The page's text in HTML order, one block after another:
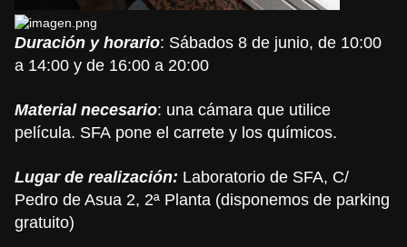
Duración y horario: Sábados 8 de junio, de 10:00
a 14:00 y de 16:00 a 20:00
Material necesario: una cámara que utilice
película. SFA pone el carrete y los químicos.
Lugar de realización: Laboratorio de SFA, C/
Pedro de Asua 2, 2ª Planta (disponemos de parking
gratuito)